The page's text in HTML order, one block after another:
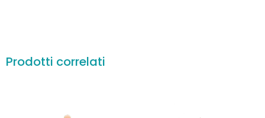
Prodotti correlati